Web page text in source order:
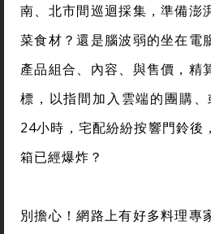
南、北市間巡迴採集，準備澎
菜食材？還是腦波弱的坐在電
產品組合、內容、與售價，精
標，以指間加入雲端的團購
24小時，宅配紛紛按響門鈴後
箱已經爆炸？
別擔心！網路上有好多料理專